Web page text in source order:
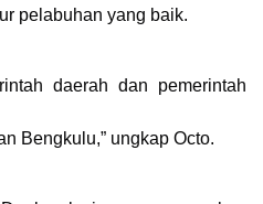
pelabuhan yang baik.
daerah dan pemerintah
Bengkulu,” ungkap Octo.